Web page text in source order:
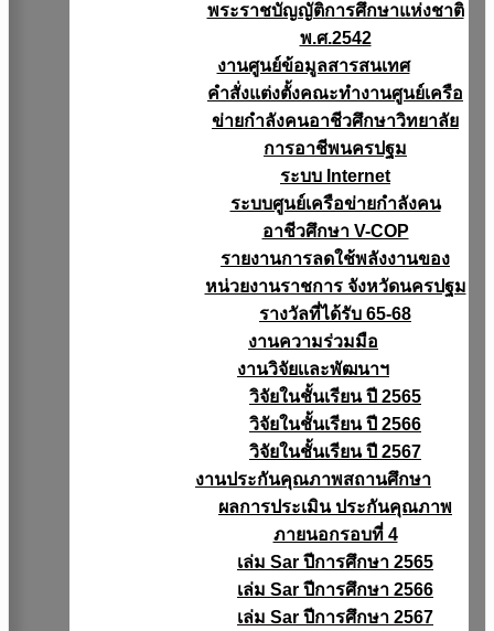
พระราชบัญญัติการศึกษาแห่งชาติ
พ.ศ.2542
งานศูนย์ข้อมูลสารสนเทศ
คำสั่งแต่งตั้งคณะทำงานศูนย์เครือ
ข่ายกำลังคนอาชีวศึกษาวิทยาลัย
การอาชีพนครปฐม
ระบบ Internet
ระบบศูนย์เครือข่ายกำลังคน
อาชีวศึกษา V-COP
รายงานการลดใช้พลังงานของ
หน่วยงานราชการ จังหวัดนครปฐม
รางวัลที่ได้รับ 65-68
งานความร่วมมือ
งานวิจัยเเละพัฒนาฯ
วิจัยในชั้นเรียน ปี 2565
วิจัยในชั้นเรียน ปี 2566
วิจัยในชั้นเรียน ปี 2567
งานประกันคุณภาพสถานศึกษา
ผลการประเมิน ประกันคุณภาพ
ภายนอกรอบที่ 4
เล่ม Sar ปีการศึกษา 2565
เล่ม Sar ปีการศึกษา 2566
เล่ม Sar ปีการศึกษา 2567